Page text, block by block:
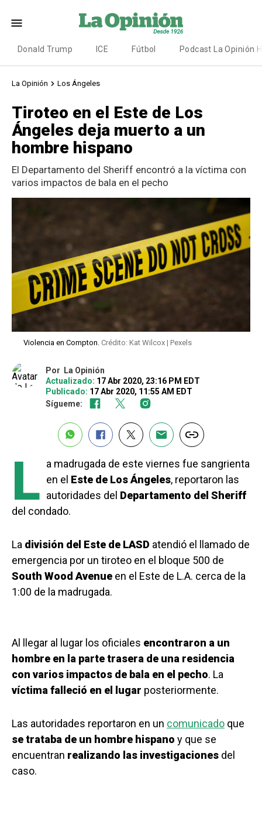
Donald Trump ICE Fútbol Podcast La Opinión
La Opinión Los Ángeles
Tiroteo en el Este de Los
Ángeles deja muerto a un
hombre hispano
El Departamento del Sheriff encontró a la víctima con
varios impactos de bala en el pecho
Violencia en Compton. Crédito: Kat Wilcox | Pexels
Por
La Opinión
Actualizado: 17 Abr 2020, 23:16 PM EDT
Publicado: 17 Abr 2020, 11:55 AM EDT
Sígueme:
L a madrugada de este viernes fue sangrienta
en el Este de Los Ángeles, reportaron las
autoridades del Departamento del Sheriff
del condado.
La división del Este de LASD atendió el llamado de
emergencia por un tiroteo en el bloque 500 de
South Wood Avenue en el Este de L.A. cerca de la
1:00 de la madrugada.
Al llegar al lugar los oficiales encontraron a un
hombre en la parte trasera de una residencia
con varios impactos de bala en el pecho. La
víctima falleció en el lugar posteriormente.
Las autoridades reportaron en un comunicado que
se trataba de un hombre hispano y que se
encuentran realizando las investigaciones del
caso.